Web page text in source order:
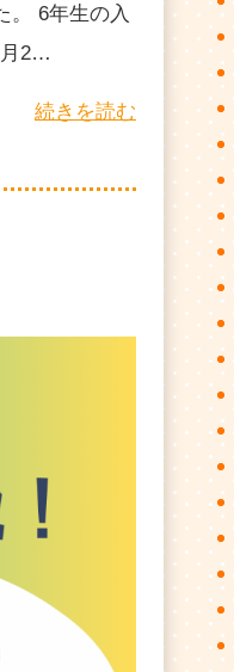
。 6年生の入
月2…
続きを読む